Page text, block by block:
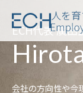
人を
ECH代表 廣田
会社の方向性や今